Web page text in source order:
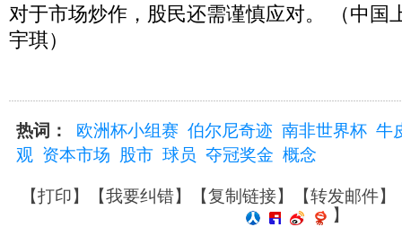
对于市场炒作，股民还需谨慎应对。 （中国
宇琪）
热词： 欧洲杯小组赛 伯尔尼奇迹 南非世界杯 牛
观 资本市场 股市 球员 夺冠奖金 概念
【打印】【我要纠错】【复制链接】【转发邮件】
】